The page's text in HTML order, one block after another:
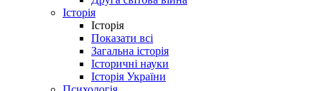
Історія
Історія
Показати всі
Загальна історія
Історичні науки
Історія України